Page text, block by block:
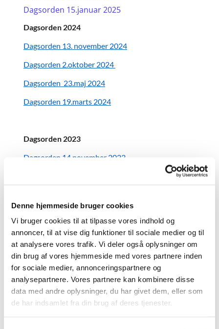
Denne hjemmeside bruger cookies
Vi bruger cookies til at tilpasse vores indhold og
annoncer, til at vise dig funktioner til sociale medier og til
at analysere vores trafik. Vi deler også oplysninger om
din brug af vores hjemmeside med vores partnere inden
for sociale medier, annonceringspartnere og
analysepartnere. Vores partnere kan kombinere disse
data med andre oplysninger, du har givet dem, eller som
de har indsamlet fra din brug af deres tjenester.
Dagsorden 15.januar 2025
Dagsorden 2024
Dagsorden 13. november 2024
Dagsorden 2.oktober 2024
Dagsorden 23.maj 2024
Dagsorden 19.marts 2024
Dagsorden 2023
Dagsorden 14.november 2023
Dagsorden 1. juni 2023
Dagsorden 23. marts 2023
Dagsorden 26. januar 2023
Dagsorden 2022
Dagsorden 24.marts 2022